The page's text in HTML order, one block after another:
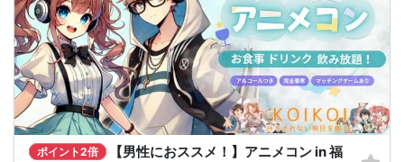
ポイント2倍
【男性におススメ！】アニメコン in 福